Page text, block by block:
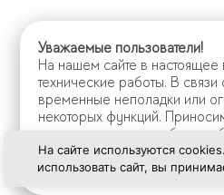
На сайте используются
использовать сайт, вы
Уважаемые пользователи!
На нашем сайте в настоящее
технические работы. В
временные неполадки или
некоторых функций.
доставленные неудобства и
понимание! Мы делаем всё
завершить работы как